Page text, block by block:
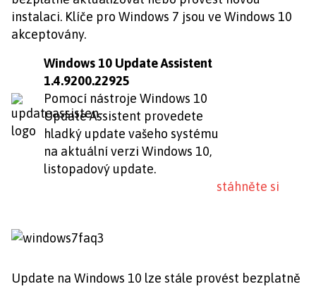
instalaci. Klíče pro Windows 7 jsou ve Windows 10
akceptovány.
Windows 10 Update Assistent
1.4.9200.22925
Pomocí nástroje Windows 10
Update Assistent provedete
hladký update vašeho systému
na aktuální verzi Windows 10,
listopadový update.
stáhněte si
Update na Windows 10 lze stále provést bezplatně